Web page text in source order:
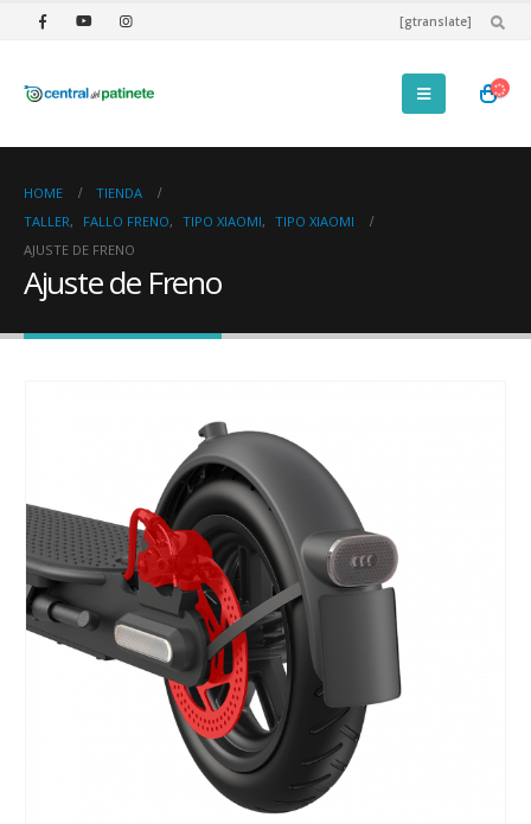
[gtranslate]
HOME
TIENDA
TALLER, FALLO FRENO, TIPO XIAOMI, TIPO XIAOMI
AJUSTE DE FRENO
Ajuste de Freno